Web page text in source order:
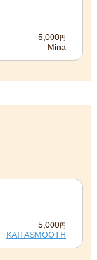
5,000円
Mina
5,000円
KAITASMOOTH